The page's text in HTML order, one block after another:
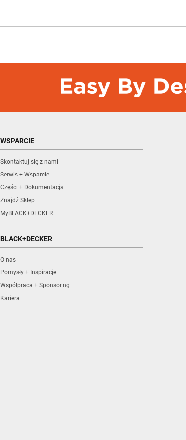
WSPARCIE
Skontaktuj się z nami
Serwis + Wsparcie
Części + Dokumentacja
Znajdź Sklep
MyBLACK+DECKER
BLACK+DECKER
O nas
Pomysły + Inspiracje
Współpraca + Sponsoring
Kariera